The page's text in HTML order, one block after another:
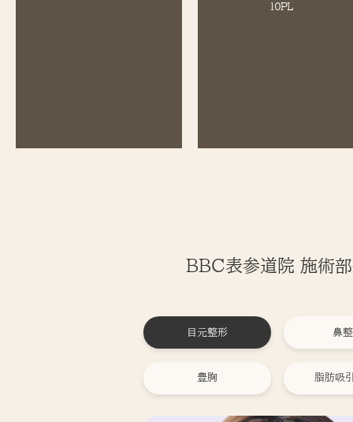
10PL
BBC表参道院 施術
目元整形 鼻
豊胸 脂肪吸